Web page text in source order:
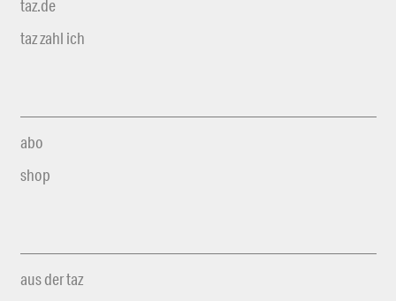
taz.de
taz zahl ich
abo
shop
aus der taz